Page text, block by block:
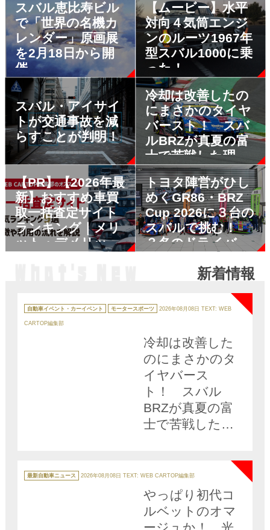
スバル恵比寿ビル
で「世界の名機カ
レンダー」原画展
を2月18日から開
催
【ムービー】水平
対向４気筒エンジ
ンのルーツ1967年
型スバル1000に乗
った！
スバル・アイサイ
トが交通事故を減
らすことが判明！
冷却は改善したの
にまさかのタイヤ
バースト！ スバ
ルBRZが真夏の富
士で苦戦した理由
とは
【PR】【2026年最
新】おすすめ車買
取一括査定サイト
ランキング｜メリ
ット・デメリット
トヨタ陣営がひし
めくGR86・BRZ
Cup 2026に３台の
スバルで挑む！
３名のドライバー
王座奪還だ新着情報
テ
ゴ
ー
自動車イベント・カーイベント モータースポーツ 2026年08月08日 TEXT: WEB
CARTOP編集部
NEW
冷却は改善した
のにまさかのタ
イヤバース
ト！ スバル
BRZが真夏の富
士で苦戦した理
テ
ゴ
最新自動車ニュース 2026年08月08日 TEXT: WEB CARTOP編集部
やっぱり初代コ
ルベットのオマ